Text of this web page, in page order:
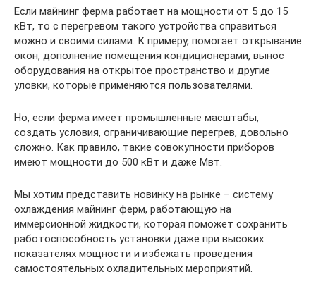
Если майнинг ферма работает на мощности от 5 до 15
кВт, то с перегревом такого устройства справиться
можно и своими силами. К примеру, помогает открывание
окон, дополнение помещения кондиционерами, вынос
оборудования на открытое пространство и другие
уловки, которые применяются пользователями.
Но, если ферма имеет промышленные масштабы,
создать условия, ограничивающие перегрев, довольно
сложно. Как правило, такие совокупности приборов
имеют мощности до 500 кВт и даже Мвт.
Мы хотим представить новинку на рынке – систему
охлаждения майнинг ферм, работающую на
иммерсионной жидкости, которая поможет сохранить
работоспособность установки даже при высоких
показателях мощности и избежать проведения
самостоятельных охладительных мероприятий.